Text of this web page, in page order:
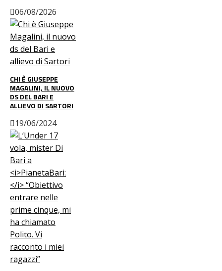
06/08/2026
CHI È GIUSEPPE
MAGALINI, IL NUOVO
DS DEL BARI E
ALLIEVO DI SARTORI
19/06/2024